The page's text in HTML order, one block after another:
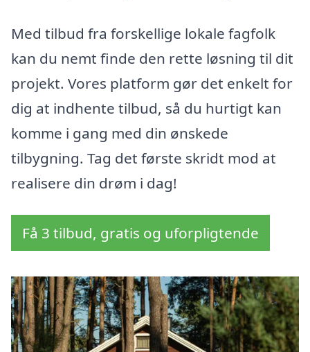
Med tilbud fra forskellige lokale fagfolk
kan du nemt finde den rette løsning til dit
projekt. Vores platform gør det enkelt for
dig at indhente tilbud, så du hurtigt kan
komme i gang med din ønskede
tilbygning. Tag det første skridt mod at
realisere din drøm i dag!
Få 3 tilbud, gratis og uforpligtende